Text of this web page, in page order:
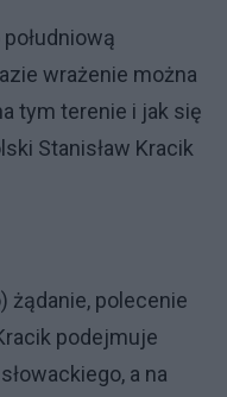
wrażenie można
tym terenie i jak się
Stanisław Kracik
żądanie, polecenie
podejmuje
a na